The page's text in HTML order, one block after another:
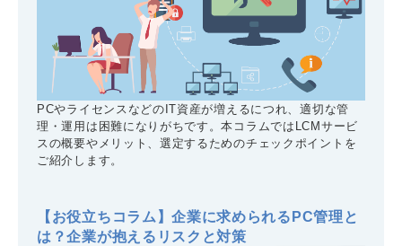
PCやライセンスなどのIT資産が増えるにつれ、適切な管
理・運用は困難になりがちです。本コラムではLCMサービ
スの概要やメリット、選定するためのチェックポイントを
ご紹介します。
【お役立ちコラム】企業に求められるPC管理と
は？企業が抱えるリスクと対策